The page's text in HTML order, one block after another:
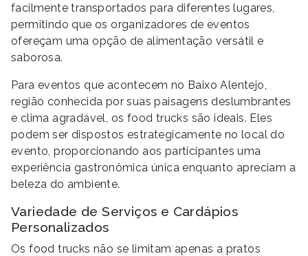
facilmente transportados para diferentes lugares,
permitindo que os organizadores de eventos
ofereçam uma opção de alimentação versátil e
saborosa.
Para eventos que acontecem no Baixo Alentejo,
região conhecida por suas paisagens deslumbrantes
e clima agradável, os food trucks são ideais. Eles
podem ser dispostos estrategicamente no local do
evento, proporcionando aos participantes uma
experiência gastronômica única enquanto apreciam a
beleza do ambiente.
Variedade de Serviços e Cardápios
Personalizados
Os food trucks não se limitam apenas a pratos